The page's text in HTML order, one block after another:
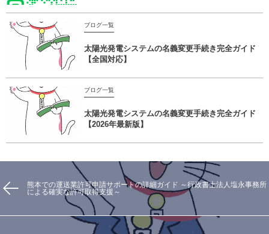
ブログ一覧
太陽光発電システムの名義変更手続き完全ガイド
【全国対応】
ブログ一覧
太陽光発電システムの名義変更手続き完全ガイド
【2026年最新版】
熊本での運送業許可申請サポートの詳細ガイド ～行政書士法人塩永事務所
による確実な許可取得支援～